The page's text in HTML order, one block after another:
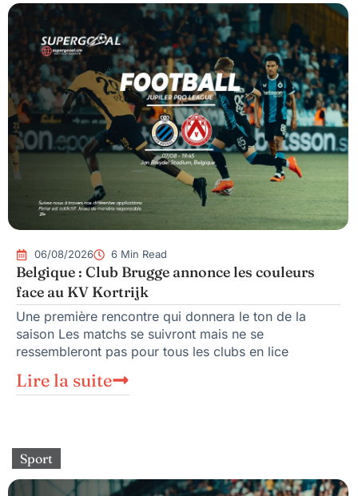
06/08/2026 6 Min Read
Belgique : Club Brugge annonce les couleurs
face au KV Kortrijk
Une première rencontre qui donnera le ton de la
saison Les matchs se suivront mais ne se
ressembleront pas pour tous les clubs en lice
Lire la suite
Sport